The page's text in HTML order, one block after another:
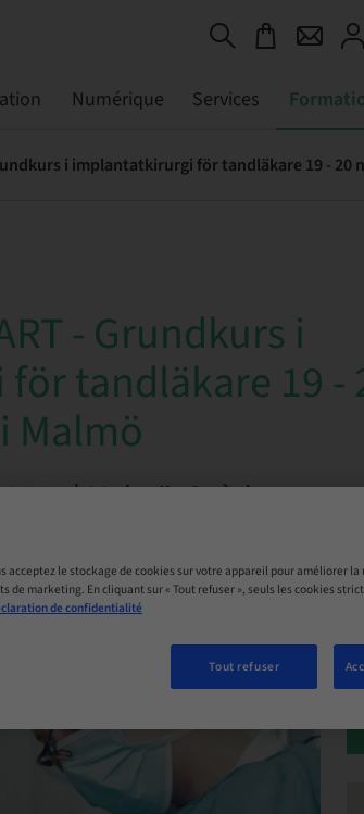
Numérique Services
- Grundkurs i
tandläkare 19 -
Malmö
| Malmö, Suède
acceptez le stockage de cookies sur votre appareil pour améliorer
marketing. En cliquant sur « Tout refuser », seuls les cookies
de confidentialité
Tout refuser